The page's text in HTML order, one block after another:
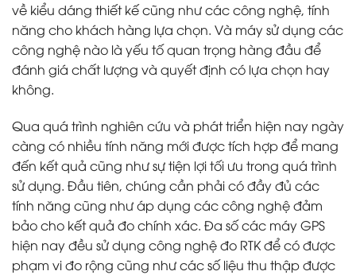
về kiểu dáng thiết kế cũng như các công nghệ, tính
năng cho khách hàng lựa chọn. Và máy sử dụng các
công nghệ nào là yếu tố quan trọng hàng đầu để
đánh giá chất lượng và quyết định có lựa chọn hay
không.
Qua quá trình nghiên cứu và phát triển hiện nay ngày
càng có nhiều tính năng mới được tích hợp để mang
đến kết quả cũng như sự tiện lợi tối ưu trong quá trình
sử dụng. Đầu tiên, chúng cần phải có đầy đủ các
tính năng cũng như áp dụng các công nghệ đảm
bảo cho kết quả đo chính xác. Đa số các máy GPS
hiện nay đều sử dụng công nghệ đo RTK để có được
phạm vi đo rộng cũng như các số liệu thu thập được